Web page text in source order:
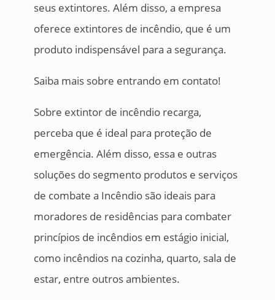
seus extintores. Além disso, a empresa
oferece extintores de incêndio, que é um
produto indispensável para a segurança.
Saiba mais sobre entrando em contato!
Sobre extintor de incêndio recarga,
perceba que é ideal para proteção de
emergência. Além disso, essa e outras
soluções do segmento produtos e serviços
de combate a Incêndio são ideais para
moradores de residências para combater
princípios de incêndios em estágio inicial,
como incêndios na cozinha, quarto, sala de
estar, entre outros ambientes.